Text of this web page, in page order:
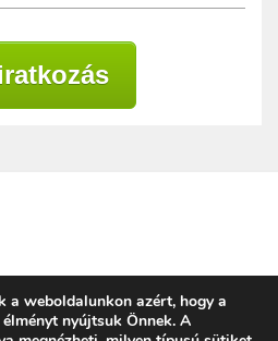
a weboldalunkon azért, hogy a
nyújtsuk Önnek. A